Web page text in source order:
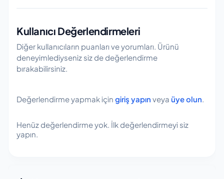
edebilirsiniz.
veriler revize edilir. Herhangi bir bilgi hatası veya
kanallarımız üzerinden bize ulaşabilirsiniz.
Kullanıcı Değerlendirmeleri
Diğer kullanıcıların puanları ve yorumları. Ürünü
deneyimlediyseniz siz de değerlendirme
bırakabilirsiniz.
Değerlendirme yapmak için giriş yapın veya üye olun
Henüz değerlendirme yok. İlk değerlendirmeyi siz
yapın.